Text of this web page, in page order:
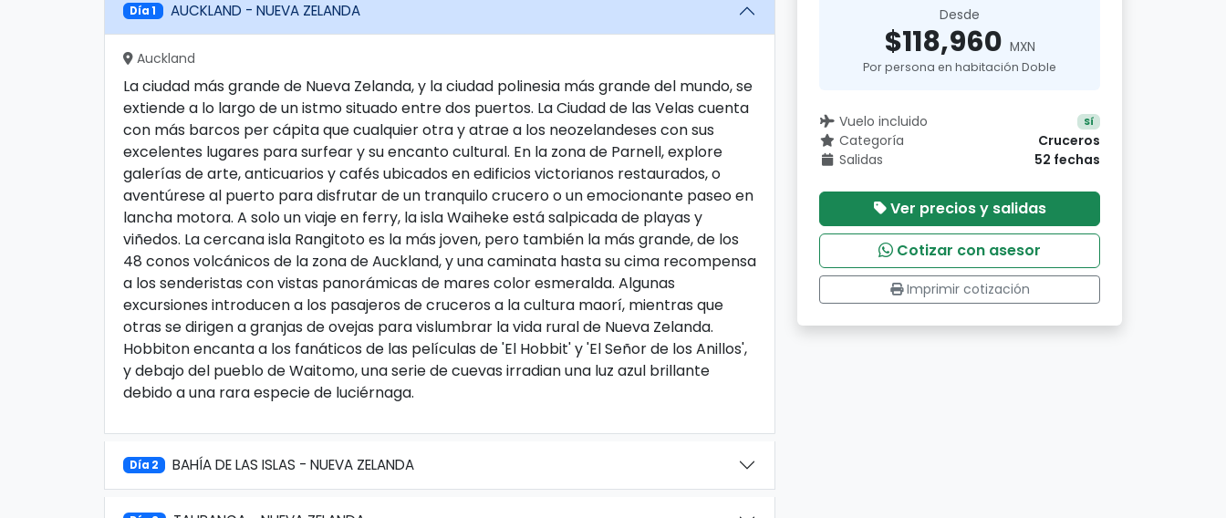
Día 1 AUCKLAND - NUEVA ZELANDA
Auckland
La ciudad más grande de Nueva Zelanda, y la ciudad polinesia más grande del mundo, se
extiende a lo largo de un istmo situado entre dos puertos. La Ciudad de las Velas cuenta
con más barcos per cápita que cualquier otra y atrae a los neozelandeses con sus
excelentes lugares para surfear y su encanto cultural. En la zona de Parnell, explore
galerías de arte, anticuarios y cafés ubicados en edificios victorianos restaurados, o
aventúrese al puerto para disfrutar de un tranquilo crucero o un emocionante paseo en
lancha motora. A solo un viaje en ferry, la isla Waiheke está salpicada de playas y
viñedos. La cercana isla Rangitoto es la más joven, pero también la más grande, de los
48 conos volcánicos de la zona de Auckland, y una caminata hasta su cima recompensa
a los senderistas con vistas panorámicas de mares color esmeralda. Algunas
excursiones introducen a los pasajeros de cruceros a la cultura maorí, mientras que
otras se dirigen a granjas de ovejas para vislumbrar la vida rural de Nueva Zelanda.
Hobbiton encanta a los fanáticos de las películas de 'El Hobbit' y 'El Señor de los Anillos',
y debajo del pueblo de Waitomo, una serie de cuevas irradian una luz azul brillante
debido a una rara especie de luciérnaga.
Día 2 BAHÍA DE LAS ISLAS - NUEVA ZELANDA
Desde
$118,960 MXN
Por persona en habitación Doble
Vuelo incluido Sí
Categoría
Cruceros
Salidas
52 fechas
Ver precios y salidas
Cotizar con asesor
Imprimir cotización